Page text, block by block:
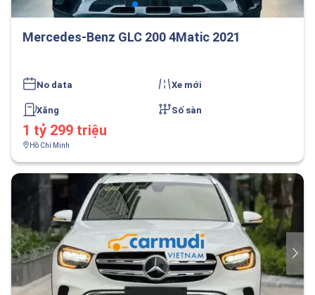
Mercedes-Benz GLC 200 4Matic 2021
No data Xe mới
Xăng Số sàn
1 tỷ 299 triệu
Hồ Chí Minh